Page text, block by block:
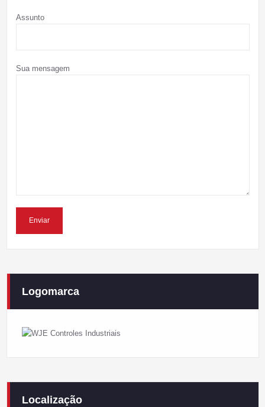
Assunto
Sua mensagem
Logomarca
Localização